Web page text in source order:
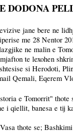
DODONA
jane bere ne
me 28 Nentor
ne malin e
te lexohen
si Herodoti,
Qemali, Eqerem
e Tomorrit"
i qiellit, banesa e tij
thote se;